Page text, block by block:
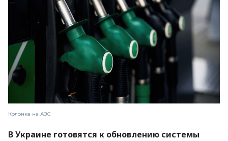
Колонка на АЗС
В Украине готовятся к обновлению системы